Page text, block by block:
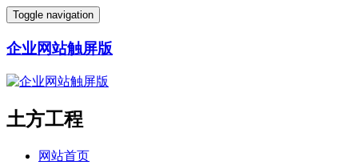
Toggle navigation
企业网站触屏版
土方工程
网站首页